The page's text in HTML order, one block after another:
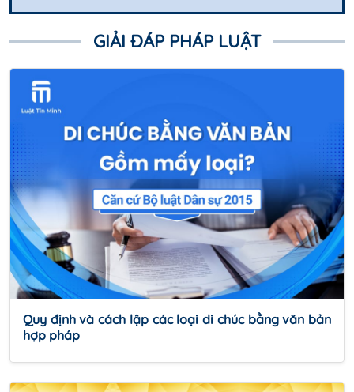
GIẢI ĐÁP PHÁP LUẬT
Quy định và cách lập các loại di chúc bằng văn bản
hợp pháp